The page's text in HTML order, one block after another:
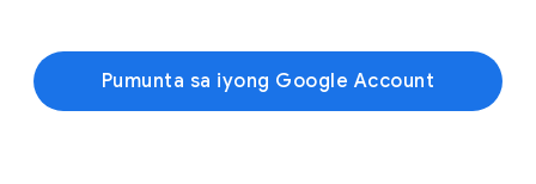
Pumunta sa iyong Google Account